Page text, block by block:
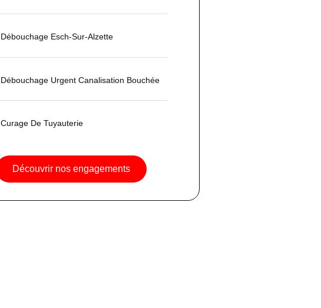
Débouchage Esch-Sur-Alzette
Débouchage Urgent Canalisation Bouchée
Curage De Tuyauterie
Découvrir nos engagements